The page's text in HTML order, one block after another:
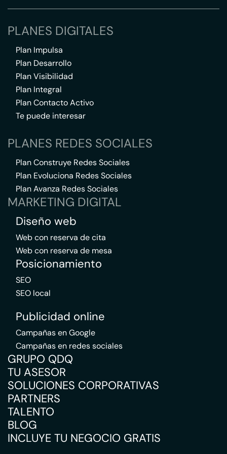
PLANES DIGITALES
Plan Impulsa
Plan Desarrollo
Plan Visibilidad
Plan Integral
Plan Contacto Activo
Te puede interesar
PLANES REDES SOCIALES
Plan Construye Redes Sociales
Plan Evoluciona Redes Sociales
Plan Avanza Redes Sociales
MARKETING DIGITAL
Diseño web
Web con reserva de cita
Web con reserva de mesa
Posicionamiento
SEO
SEO local
Publicidad online
Campañas en Google
Campañas en redes sociales
GRUPO QDQ
TU ASESOR
SOLUCIONES CORPORATIVAS
PARTNERS
TALENTO
BLOG
INCLUYE TU NEGOCIO GRATIS